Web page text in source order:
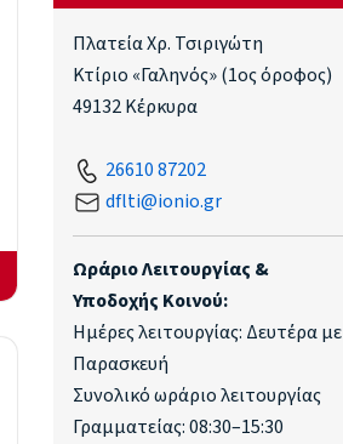
Πλατεία Χρ. Τσιριγώτη
Κτίριο «Γαληνός» (1ος όροφος)
49132 Κέρκυρα
26610 87202
dflti@ionio.gr
Ωράριο Λειτουργίας &
Υποδοχής Κοινού:
Ημέρες λειτουργίας: Δευτέρα με
Παρασκευή
Συνολικό ωράριο λειτουργίας
Γραμματείας: 08:30–15:30